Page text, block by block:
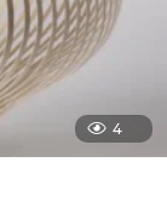
4